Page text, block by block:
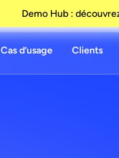
Demo Hub :
Cas d’usage Clients